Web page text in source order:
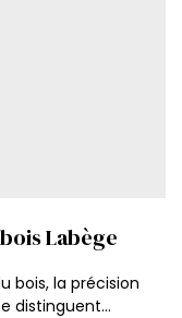
Labège
bois, la précision
distinguent...